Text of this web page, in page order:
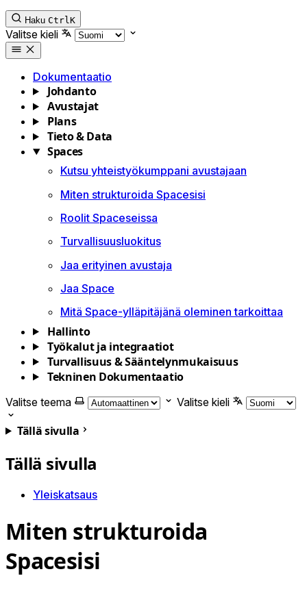
Haku CtrlK
Valitse kieli
Dokumentaatio
Johdanto
Avustajat
Plans
Tieto & Data
Spaces
Kutsu yhteistyökumppani avustajaan
Miten strukturoida Spacesisi
Roolit Spaceseissa
Turvallisuusluokitus
Jaa erityinen avustaja
Jaa Space
Mitä Space-ylläpitäjänä oleminen tarkoittaa
Hallinto
Työkalut ja integraatiot
Turvallisuus & Sääntelynmukaisuus
Tekninen Dokumentaatio
Valitse teema Valitse kieli
Tällä sivulla
Tällä sivulla
Yleiskatsaus
Miten strukturoida
Spacesisi